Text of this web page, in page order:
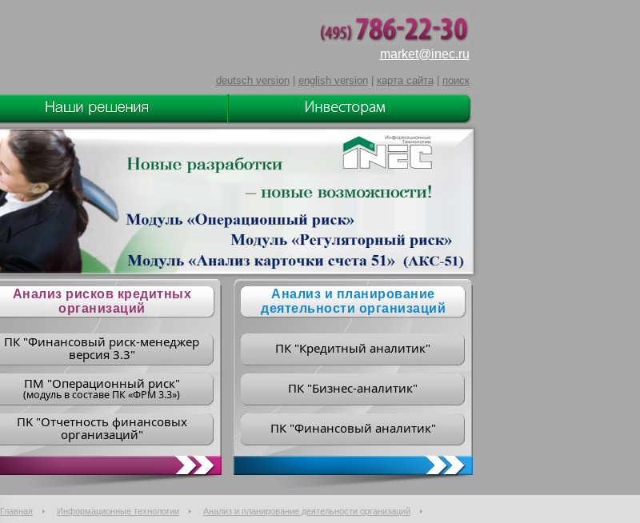
market@inec.ru
deutsch version| english version| карта сайта| поиск
Анализ рисков кредитных
организаций
ПК "Финансовый риск-менеджер
версия 3.3"
ПM "Операционный риск"
(модуль в составе ПК «ФРМ 3.3»)
ПK "Отчетность финансовых
организаций"
Анализ и планирование
деятельности организаций
ПК "Кредитный аналитик"
ПК "Бизнес-аналитик"
ПК "Финансовый аналитик"
Главная Информационные технологии
Анализ и планирование деятельности организаций